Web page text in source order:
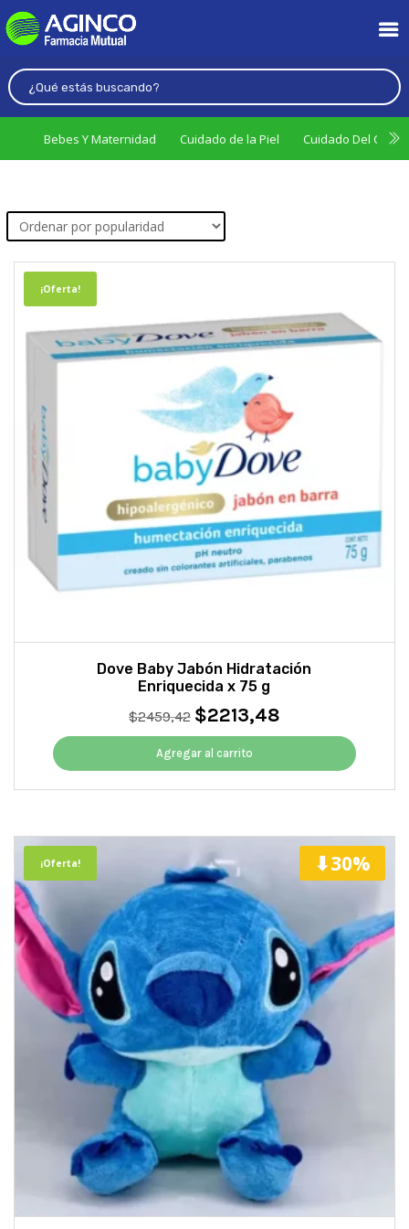
Bebes Y Maternidad Cuidado de la Piel Cuidado Del
¡Oferta!
Dove Baby Jabón Hidratación
Enriquecida x 75 g
$2459,42 El
precio
original
era:
$2459,42.
$2213,48El
precio
es:
$2213,48.
Agregar al carrito
¡Oferta! ⬇30%